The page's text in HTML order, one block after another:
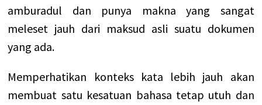
amburadul dan punya makna yang sangat
meleset jauh dari maksud asli suatu dokumen
yang ada.
Memperhatikan konteks kata lebih jauh akan
membuat satu kesatuan bahasa tetap utuh dan